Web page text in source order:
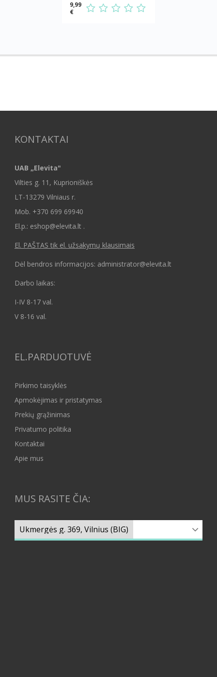
9,99
€
KONTAKTAI
UAB „Elevita"
Vilties g. 11, Kuprioniškės
LT-13279 Vilniaus r.
Mob. +370 699 69940
El.p.: eshop@elevita.lt .
El. PAŠTAS tik el. užsakymų klausimais
Dėl bendros informacijos: administrator@elevita.lt
Darbo laikas:
I-IV 8-17 val.
V 8-16 val.
EL.PARDUOTUVĖ
Pirkimo taisyklės
Apmokėjimas ir pristatymas
Prekių grąžinimas
Privatumo politika
Kontaktai
Apie mus
MUS RASITE ČIA: